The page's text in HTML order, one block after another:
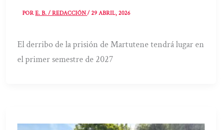
PORE. B. / REDACCIÓN/29 ABRIL, 2026
El derribo de la prisión de Martutene tendrá lugar en
el primer semestre de 2027